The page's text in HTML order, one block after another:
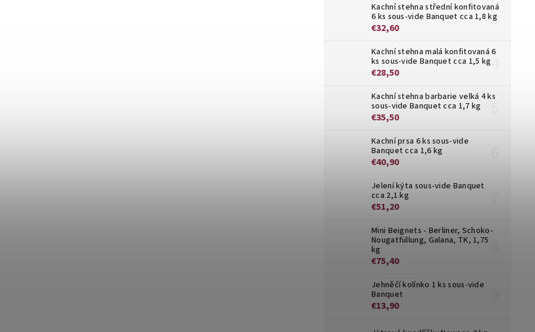
Kachní stehna střední konfitovaná
6 ks sous-vide Banquet cca 1,8 kg
€32,60
Kachní stehna malá konfitovaná 6
ks sous-vide Banquet cca 1,5 kg
€28,50
Kachní stehna barbarie velká 4 ks
sous-vide Banquet cca 1,7 kg
€35,50
Kachní prsa 6 ks sous-vide
Banquet cca 1,6 kg
€40,90
Jelení kýta sous-vide Banquet
cca 2,1 kg
€51,20
Mini Beignets - Berliner, Schoko-
Nougatfüllung, Galana, TK, 1,75
kg
€75,40
Jehněčí kolínko 1 ks sous-vide
Banquet
€13,90